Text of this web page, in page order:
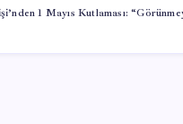
1 Mayıs Kutlaması: